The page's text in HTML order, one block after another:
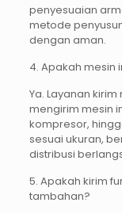
penyesuaian
metode
dengan aman.
4. Apakah mesin
Ya. Layanan
mengirim mesin
kompresor,
sesuai ukuran,
distribusi
5. Apakah kirim
tambahan?